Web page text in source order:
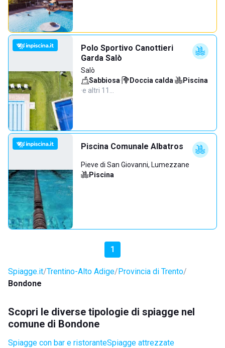
Polo Sportivo Canottieri
Garda Salò
Salò
Sabbiosa· Doccia calda·
Piscina
·e altri 11…
Piscina Comunale Albatros
Pieve di San Giovanni, Lumezzane
Piscina
1
Spiagge.it Trentino-Alto Adige Provincia di Trento
Bondone
Scopri le diverse tipologie di spiagge nel
comune di Bondone
Spiagge con bar e ristoranteSpiagge attrezzate